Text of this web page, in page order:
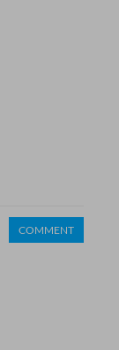
COMMENT